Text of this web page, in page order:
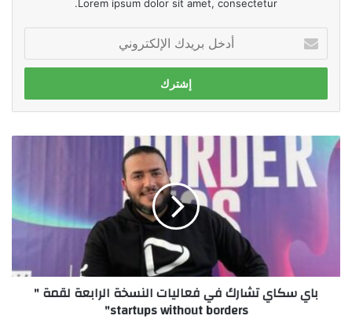
Lorem ipsum dolor sit amet, consectetur.
بريدك
الإلكتروني
باي
سكاي
تشارك
لقمة
"
startups
without
باي سكاي تشارك في فعاليات النسخة الرابعة لقمة "
startups without borders"